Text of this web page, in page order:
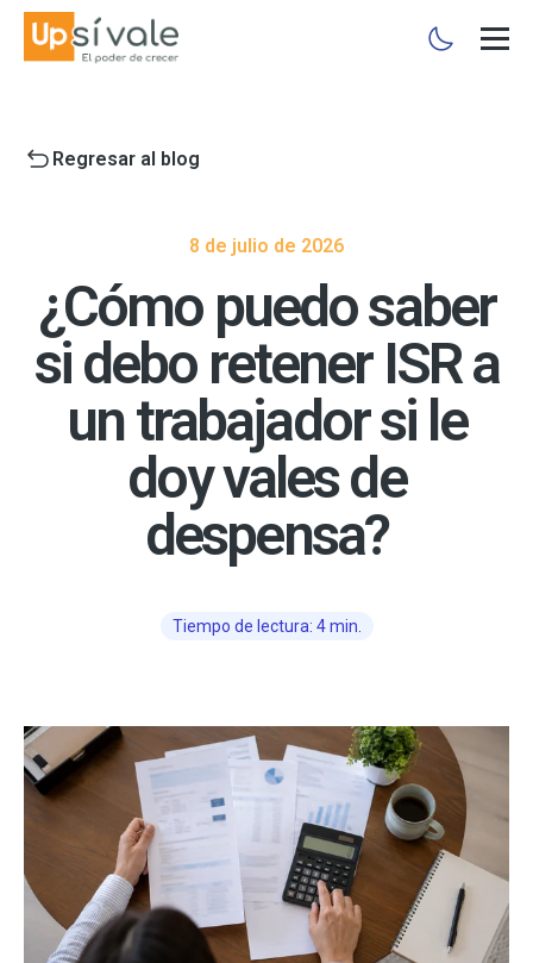
Regresar al blog
8 de julio de 2026
¿Cómo puedo saber
si debo retener ISR a
un trabajador si le
doy vales de
despensa?
Tiempo de lectura: 4 min.